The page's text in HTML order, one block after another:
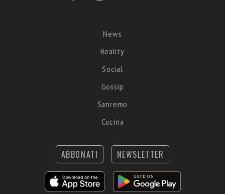
News
Reality
Social
Gossip
Sanremo
Cucina
ABBONATI NEWSLETTER